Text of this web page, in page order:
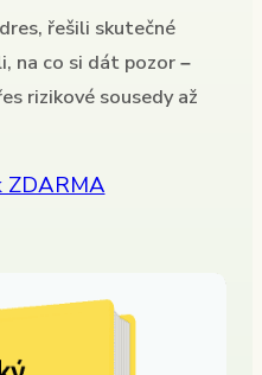
řešili skutečné
na co si dát pozor –
rizikové sousedy až
ZDARMA